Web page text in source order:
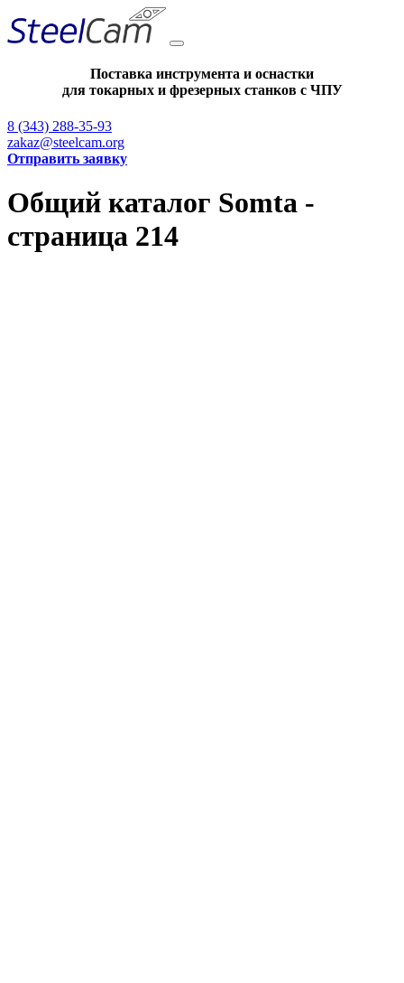
Поставка инструмента и оснастки
для токарных и фрезерных станков с ЧПУ
8 (343) 288-35-93
zakaz@steelcam.org
Отправить заявку
Общий каталог Somta -
страница 214